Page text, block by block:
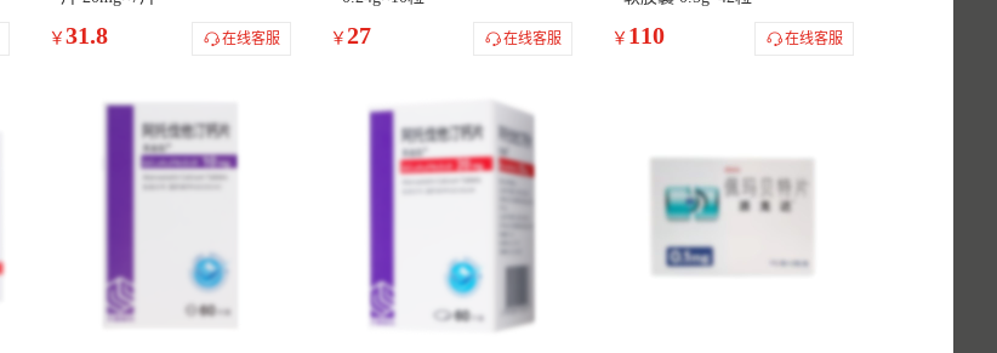
￥ 31.8 在线客服 ￥ 27 在线客服 ￥ 110 在线客服